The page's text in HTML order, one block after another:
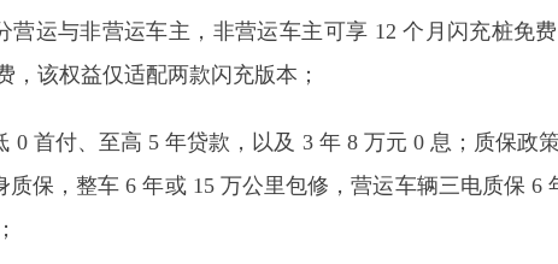
营运与非营运车主，非营运车主可享 12 个月闪充桩免
，该权益仅适配两款闪充版本；
0 首付、至高 5 年贷款，以及 3 年 8 万元 0 息；质保政
质保，整车 6 年或 15 万公里包修，营运车辆三电质保 6